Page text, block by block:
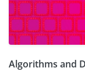
Algorithms and